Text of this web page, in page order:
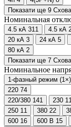
Показати ще 9
Номинальная
4.5 кА 311 4.5 кА
20 кА 3 24 кА 5
80 кА 2
Показати ще 7
Номинальное
1-фазный режим (1×)
220 74
220/380 141 230
250 11 380 22
600 16 600 В 15